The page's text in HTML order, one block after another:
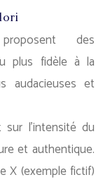
des
plus fidèle à la
audacieuses et
l’intensité du
et authentique.
X (exemple fictif)